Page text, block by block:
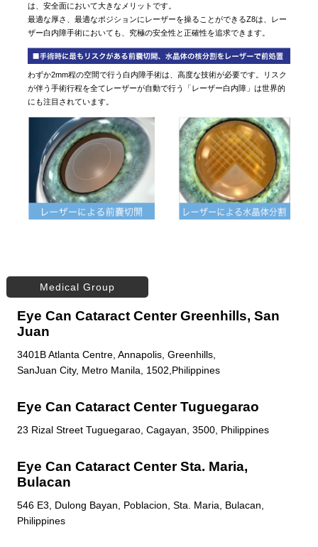
は、安全面において大きなメリットです。
最適な厚さ、最適なポジションにレーザーを操ることができるZ8は、レー
ザー白内障手術においても、究極の安全性と正確性を追求できます。
わずか2mm程の空間で行う白内障手術は、高度な技術が必要です。リスク
が伴う手術行程を全てレーザーが自動で行う「レーザー白内障」は世界的
にも注目されています。
Medical Group
Eye Can Cataract Center Greenhills, San
Juan
3401B Atlanta Centre, Annapolis, Greenhills,
SanJuan City, Metro Manila, 1502,Philippines
Eye Can Cataract Center Tuguegarao
23 Rizal Street Tuguegarao, Cagayan, 3500, Philippines
Eye Can Cataract Center Sta. Maria,
Bulacan
546 E3, Dulong Bayan, Poblacion, Sta. Maria, Bulacan,
Philippines